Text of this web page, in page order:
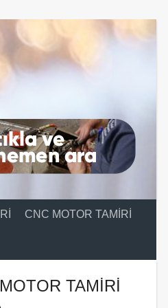
CNC MOTOR TAMIRI
TAMIRI